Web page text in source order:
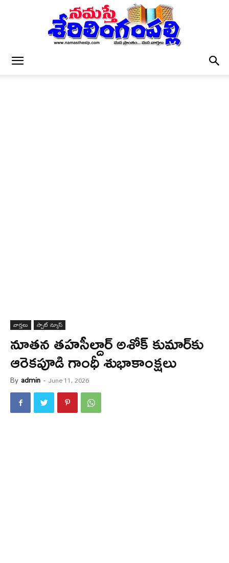
వార్త‌లు స్పాట్ న్యూస్
నూత‌న త‌హ‌సీల్దార్ అశోక్ కుమార్‌కు
ఆరెక‌పూడి గాంధీ శుభాకాంక్ష‌లు
By admin - June 11, 2026